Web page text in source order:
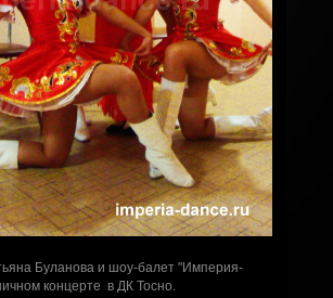
Буланова и шоу-балет "Империя-
концерте в ДК Тосно.